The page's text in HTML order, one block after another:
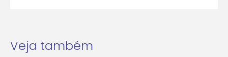
Veja também